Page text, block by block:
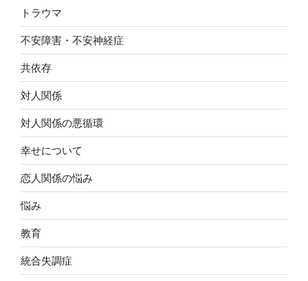
トラウマ
不安障害・不安神経症
共依存
対人関係
対人関係の悪循環
幸せについて
恋人関係の悩み
悩み
教育
統合失調症